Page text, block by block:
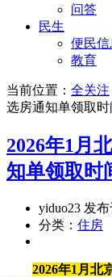
问答
民生
便民信
教育
当前位置： 全关注
选房通知单领取
2026年1月
知单领取时
yiduo23 发布
分类： 住房
2026年1月北